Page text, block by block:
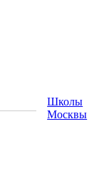
Школы
Москвы